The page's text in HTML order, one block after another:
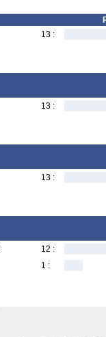
13 :
13 :
13 :
12 :
1 :